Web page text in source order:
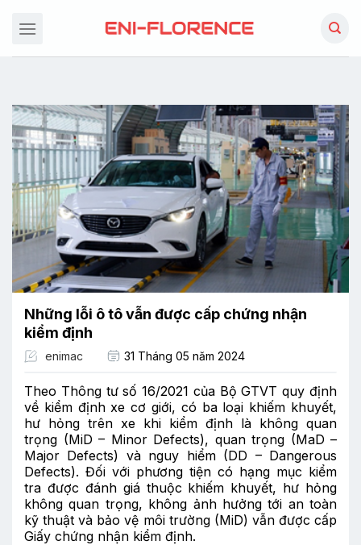
đến
dung
Những lỗi ô tô vẫn được cấp chứng nhận
kiểm định
enimac 31 Tháng 05 năm 2024
Theo Thông tư số 16/2021 của Bộ GTVT quy định
về kiểm định xe cơ giới, có ba loại khiếm khuyết,
hư hỏng trên xe khi kiểm định là không quan
trọng (MiD – Minor Defects), quan trọng (MaD –
Major Defects) và nguy hiểm (DD – Dangerous
Defects). Đối với phương tiện có hạng mục kiểm
tra được đánh giá thuộc khiếm khuyết, hư hỏng
không quan trọng, không ảnh hưởng tới an toàn
kỹ thuật và bảo vệ môi trường (MiD) vẫn được cấp
Giấy chứng nhận kiểm định.